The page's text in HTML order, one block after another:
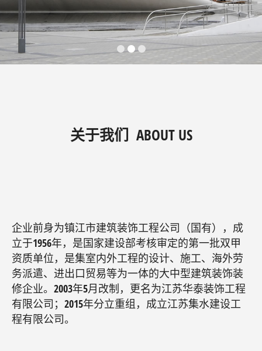
关于我们 ABOUT US
企业前身为镇江市建筑装饰工程公司（国有），成
立于1956年，是国家建设部考核审定的第一批双甲
资质单位，是集室内外工程的设计、施工、海外劳
务派遣、进出口贸易等为一体的大中型建筑装饰装
修企业。2003年5月改制，更名为江苏华泰装饰工程
有限公司；2015年分立重组，成立江苏集水建设工
程有限公司。